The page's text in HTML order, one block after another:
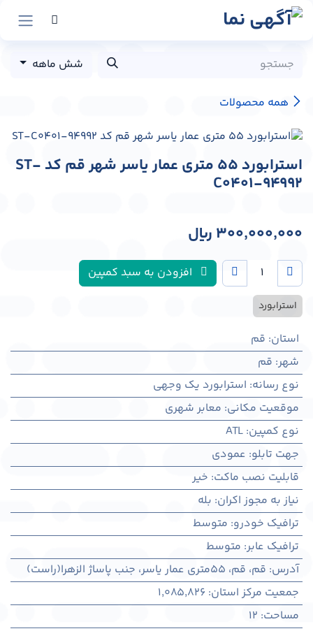
پرش به محتوا
همه محصولات
شش ماهه
استرابورد 55 متری عمار یاسر شهر قم کد ST-
C0401-94992
300,000,000 ﷼
افزودن به سبد کمپین
استرابورد
استان: قم
شهر: قم
نوع رسانه: استرابورد یک وجهی
موقعیت مکانی: معابر شهری
نوع کمپین:
ATL
جهت تابلو: عمودی
قابلیت نصب ماکت: خیر
نیاز به مجوز اکران: بله
ترافیک خودرو: متوسط
ترافیک عابر: متوسط
آدرس: قم، قم، 55متری عمار یاسر، جنب پاساژ الزهرا(راست)
جمعیت مرکز استان:
1,085,826
مساحت:
12